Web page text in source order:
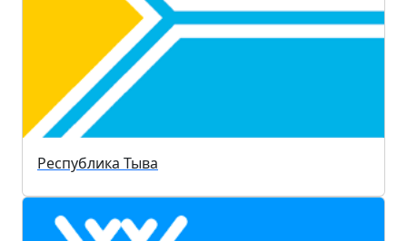
Республика Тыва